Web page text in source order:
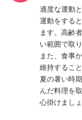
適度な運動
運動をする
ます。高齢
い範囲で取
また、食事
維持するこ
夏の暑い時
んだ料理を
心掛けましょ